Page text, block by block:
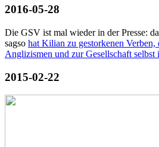
2016-05-28
Die GSV ist mal wieder in der Presse:
sagso hat Kilian zu gestorkenen Verben,
Anglizismen und zur Gesellschaft selbst
2015-02-22